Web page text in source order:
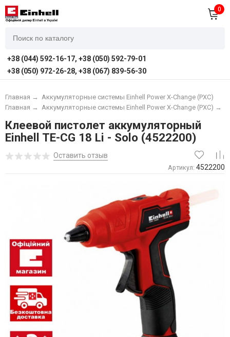
0
+38 (044) 592-16-17, +38 (050) 592-79-01
+38 (050) 972-26-28, +38 (067) 839-56-30
Главная →
Аккумуляторные системы Einhell Power X-Change (PXC)
Аккумуляторные системы Einhell Power X-Change (PXC) →
Главная →
Клеевой пистолет аккумуляторный
Einhell TE-CG 18 Li - Solo (4522200)
Оставить отзыв
Артикул: 4522200